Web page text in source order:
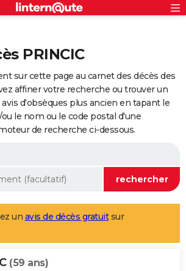
ville
PRINCIC
sur cette page au carnet des décès des
affiner votre recherche ou trouver un
d'obsèques plus ancien en tapant le
le nom ou le code postal d'une
de recherche ci-dessous.
un avis de décès gratuitsur
(59 ans)